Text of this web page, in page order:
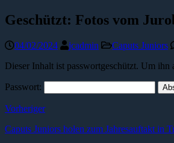
Geschützt: Fotos vom
04/02/2024 jcadmin Caputs Juniors
Dieser Inhalt ist passwortgeschützt. Um ihn
Passwort:
Vorheriger
Caputs Juniors holen zum Jahresauftakt in